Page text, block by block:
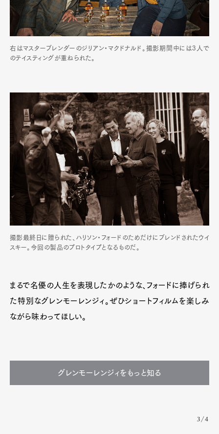
右はマスターブレンダーのジリアン・マクドナルド。撮影期間中には3人で
のテイスティングが重ねられた。
撮影最終日に贈られた、ハリソン・フォードのためだけにブレンドされたウイ
スキー。今回の製品のプロトタイプとなるものだ。
まるで名優の人生を表現したかのような、フォードに捧げられ
た特別なグレンモーレンジィ。ぜひショートフィルムを楽しみ
ながら味わってほしい。
グレンモーレンジィをもっと知る
3/4